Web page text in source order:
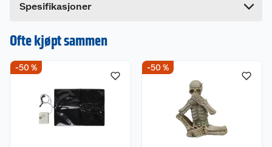
Spesifikasjoner
Ofte kjøpt sammen
-50 % -50 %